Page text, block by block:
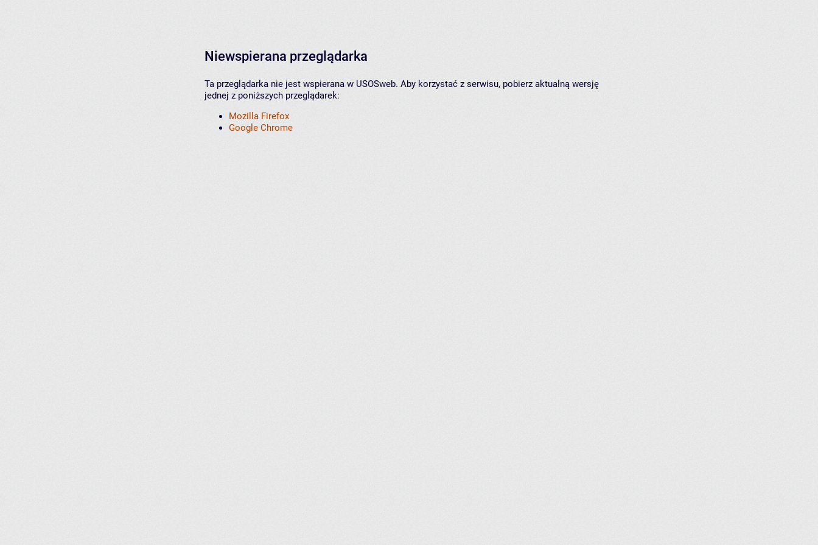
Niewspierana przeglądarka
Ta przeglądarka nie jest wspierana w USOSweb. Aby korzystać z serwisu, pobierz aktualną wersję
jednej z poniższych przeglądarek:
Mozilla Firefox
Google Chrome